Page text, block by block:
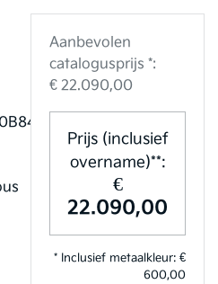
Aanbevolen
catalogusprijs *:
€ 22.090,00
Prijs (inclusief
overname)**:
€
22.090,00
* Inclusief metaalkleur: €
600,00